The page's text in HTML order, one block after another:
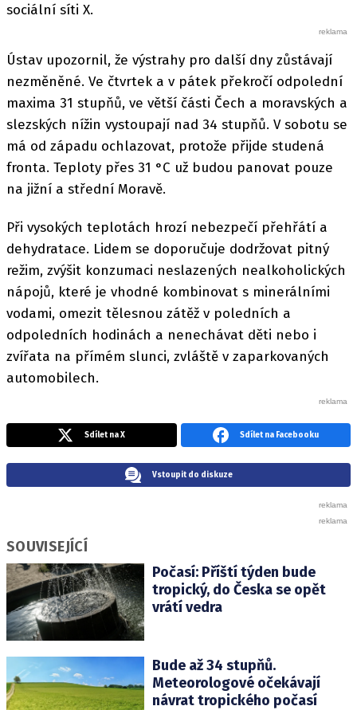
sociální síti X.
Ústav upozornil, že výstrahy pro další dny zůstávají
nezměněné. Ve čtvrtek a v pátek překročí odpolední
maxima 31 stupňů, ve větší části Čech a moravských a
slezských nížin vystoupají nad 34 stupňů. V sobotu se
má od západu ochlazovat, protože přijde studená
fronta. Teploty přes 31 °C už budou panovat pouze
na jižní a střední Moravě.
Při vysokých teplotách hrozí nebezpečí přehřátí a
dehydratace. Lidem se doporučuje dodržovat pitný
režim, zvýšit konzumaci neslazených nealkoholických
nápojů, které je vhodné kombinovat s minerálními
vodami, omezit tělesnou zátěž v poledních a
odpoledních hodinách a nenechávat děti nebo i
zvířata na přímém slunci, zvláště v zaparkovaných
automobilech.
Sdílet na X Sdílet na Facebooku
Vstoupit do diskuze
SOUVISEJÍCÍ
Počasí: Příští týden bude
tropický, do Česka se opět
vrátí vedra
Bude až 34 stupňů.
Meteorologové očekávají
návrat tropického počasí